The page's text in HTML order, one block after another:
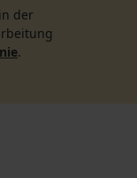
der
.